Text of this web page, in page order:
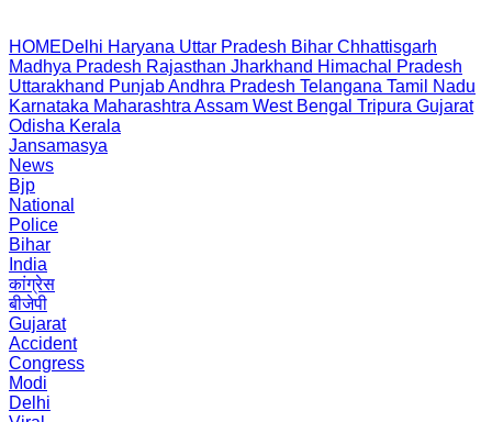
HOMEDelhi Haryana Uttar Pradesh Bihar Chhattisgarh
Madhya Pradesh Rajasthan Jharkhand Himachal Pradesh
Uttarakhand PunjabAndhra Pradesh Telangana Tamil Nadu
Karnataka Maharashtra Assam West Bengal Tripura Gujarat
Odisha Kerala
Jansamasya
News
Bjp
National
Police
Bihar
India
कांग्रेस
बीजेपी
Gujarat
Accident
Congress
Modi
Delhi